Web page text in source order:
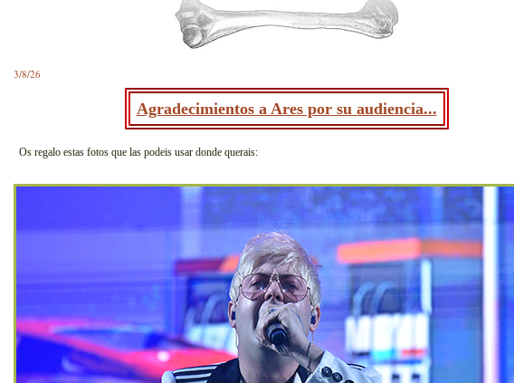
3/8/26
Agradecimientos a Ares por su audiencia...
Os regalo estas fotos que las podeis usar donde querais: